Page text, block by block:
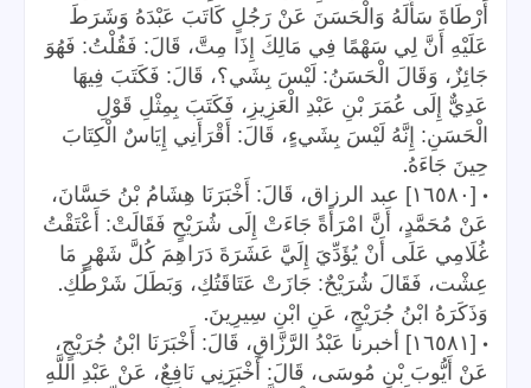
أَرْطَاةَ سَأَلَهُ وَالْحَسَنَ عَنْ رَجُلٍ كَاتَبَ عَبْدَهُ وَشَرَطَ
عَلَيْهِ أَنَّ لِي سَهْمًا فِي مَالِكَ إِذَا مِتَّ، قَالَ: فَقُلْتُ: فَهُوَ
جَائِزٌ، وَقَالَ الْحَسَنُ: لَيْسَ بِشَي؟، قَالَ: فَكَتَبَ فِيهَا
عَدِيٌّ إِلَى عُمَرَ بْنِ عَبْدِ الْعَزِيزِ، فَكَتَبَ بِمِثْلِ قَوْلِ
الْحَسَنِ: إِنَّهُ لَيْسَ بِشَيءٍ، قَالَ: أَقْرَأَنِي إِيَاسٌ الْكِتَابَ
حِينَ جَاءَهُ.
•
[١٦٥٨٠] عبد الرزاق، قَالَ: أَخْبَرَنَا هِشَامُ بْنُ حَسَّانَ،
عَنْ مُحَمَّدٍ، أَنَّ امْرَأَةً جَاءَتْ إِلَى شُرَيْحٍ فَقَالَتْ: أَعْتَقْتُ
غُلَامِي عَلَى أَنْ يُؤَدِّيَ إِلَيَّ عَشَرَةَ دَرَاهِمَ كُلَّ شَهْرٍ مَا
عِشْت، فَقَالَ شُرَيْحٌ: جَازَتْ عَتَاقَتُكِ، وَبَطَلَ شَرْطُكِ.
وَذَكَرَهُ ابْنُ جُرَيْجٍ، عَنِ ابْنِ سِيرِينَ.
•
[١٦٥٨١] أخبرنا عَبْدُ الرَّزَّاقِ، قَالَ: أَخْبَرَنَا ابْنُ جُرَيْجٍ،
عَنْ أَيُّوبَ بْنِ مُوسَى، قَالَ: أَخْبَرَنِي نَافِعٌ، عَنْ عَبْدِ اللَّهِ